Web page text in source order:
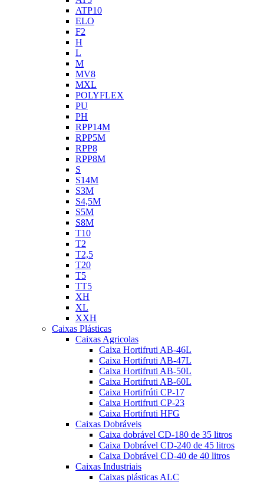
ATP10
ELO
F2
H
L
M
MV8
MXL
POLYFLEX
PU
PH
RPP14M
RPP5M
RPP8
RPP8M
S
S14M
S3M
S4,5M
S5M
S8M
T10
T2
T2,5
T20
T5
TT5
XH
XL
XXH
Caixas Plásticas
Caixas Agricolas
Caixa Hortifruti AB-46L
Caixa Hortifruti AB-47L
Caixa Hortifruti AB-50L
Caixa Hortifruti AB-60L
Caixa Hortifrúti CP-17
Caixa Hortifruti CP-23
Caixa Hortifruti HFG
Caixas Dobráveis
Caixa dobrável CD-180 de 35 litros
Caixa Dobrável CD-240 de 45 litros
Caixa Dobrável CD-40 de 40 litros
Caixas Industriais
Caixas plásticas ALC